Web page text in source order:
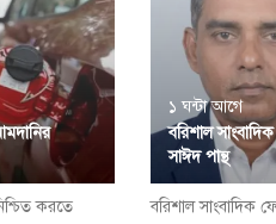
করতে
১ ঘন্টা আগে
বরিশাল
সাঈদ পান্থ
বরিশাল সাংবাদিক